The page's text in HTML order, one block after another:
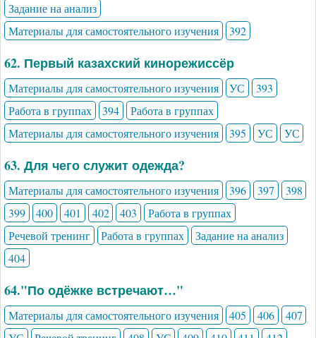
Задание на анализ
Материалы для самостоятельного изучения
392
62. Первый казахский кинорежиссёр
Материалы для самостоятельного изучения УС
393
Работа в группах
394
Работа в группах
Материалы для самостоятельного изучения
395 УС УС
63. Для чего служит одежда?
Материалы для самостоятельного изучения 396 397
398
399
400 401 402 403
Работа в группах
Речевой тренинг
Работа в группах
Задание на анализ
404
64."По одёжке встречают…"
Материалы для самостоятельного изучения 405 406
407